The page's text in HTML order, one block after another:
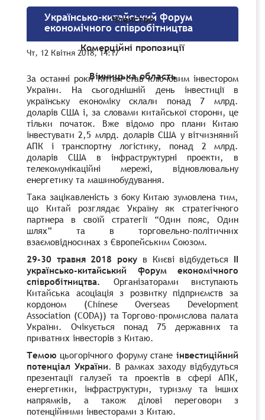
Членство
Комерційні пропозиції
Вінницька область
Українсько-китайський форум
економічного співробітництва
Чт, 12 Квітня 2018, 14:17
За останні роки Китай став ключовим інвестором
України. На сьогоднішній день інвестиції в
українську економіку склали понад 7 млрд.
доларів США і, за словами китайської сторони, це
тільки початок. Вже відомо про плани Китаю
інвестувати 2,5 млрд. доларів США у вітчизняний
АПК і транспортну логістику, понад 2 млрд.
доларів США в інфраструктурні проекти, в
телекомунікаційні мережі, відновлювальну
енергетику та машинобудування.
Така зацікавленість з боку Китаю зумовлена тим,
що Китай розглядає Україну як стратегічного
партнера в своїй стратегії “Один пояс, Один
шлях” та в торговельно-політичних
взаємовідносинах з Європейським Союзом.
29-30 травня 2018 року в Києві відбудеться ІІ
українсько-китайський форум економічного
співробітництва. Організаторами виступають
Китайська асоціація з розвитку підприємств за
кордоном (Chinese Overseas
Development
Association (CODA)) та Торгово-промислова палата
України. Очікується понад 75 державних та
приватних інвесторів з Китаю.
Темою цьогорічного форуму стане інвестиційний
потенціал України. В рамках заходу відбудуться
презентації галузей та проектів в сфері АПК,
енергетики, інфраструктури, туризму та інших
напрямків, а також ділові переговори з
потенційними інвесторами з Китаю.